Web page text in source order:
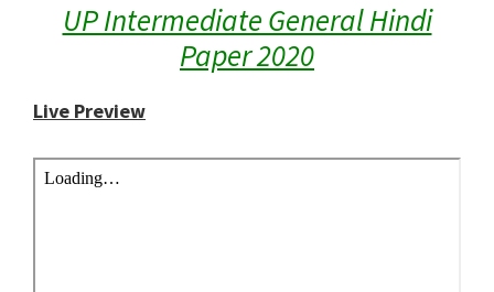
UP Intermediate General Hindi
Paper 2020
Live Preview